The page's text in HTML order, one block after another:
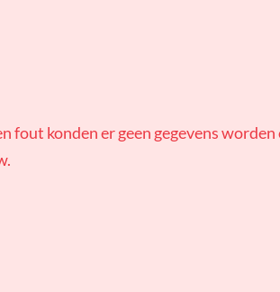
fout konden er geen gegevens